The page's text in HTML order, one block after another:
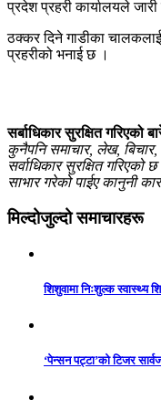
प्रदेश प्रहरी कार्यालयले
ठक्कर दिने गाडीका
प्रहरीको भनाई छ ।
सर्बाधिकार सुरक्षित गरिएको
कुनैपनि समाचार, लेख, बिचार,
सर्वाधिकार सुरक्षित
साभार गरेको पाईए कानुनी
मिल्दोजुल्दो समाचारहरू
शिशुवामा निःशुल्क स्वास्थ्य
‘पेन्सन पट्टा’को टिजर